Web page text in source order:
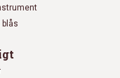
blås